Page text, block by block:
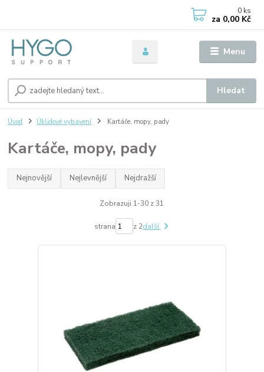
Menu
Hledat
0 ks
za 0,00 Kč
Úvod Úklidové vybavení Kartáče, mopy, pady
Kartáče, mopy, pady
Nejnovější Nejlevnější Nejdražší
Zobrazuji 1-30 z 31
strana z 2další